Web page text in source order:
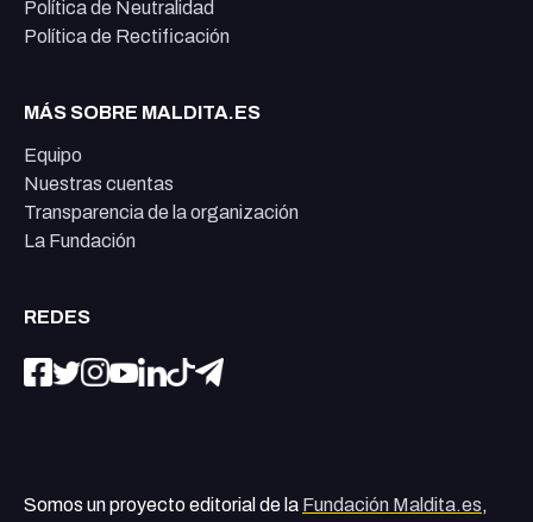
Política de Neutralidad
Política de Rectificación
MÁS SOBRE MALDITA.ES
Equipo
Nuestras cuentas
Transparencia de la organización
La Fundación
REDES
Somos un proyecto editorial de la Fundación Maldita.es,